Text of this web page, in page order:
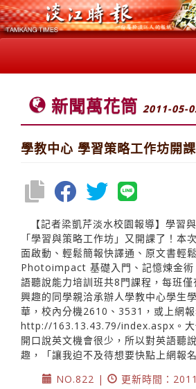
新聞萬花筒 2011-05-
學教中心 學習策略工作坊開課
【記者梁凱芹淡水校園報導】學習
「學習與策略工作坊」又開課了！本
面啟動、輕鬆簡報快譯通、原文書輕
Photoimpact 基礎入門、記憶煉金術
語聽說能力培訓班共8門課程，每班
興趣的同學親洽承辦人學教中心學生
華，校內分機2610、3531，或上網報
http://163.13.43.79/index.aspx。大
開口說英文機會很少，所以對英語聽
趣，「讓我迫不及待想要快點上網報名
NO.822 |
更新時間：